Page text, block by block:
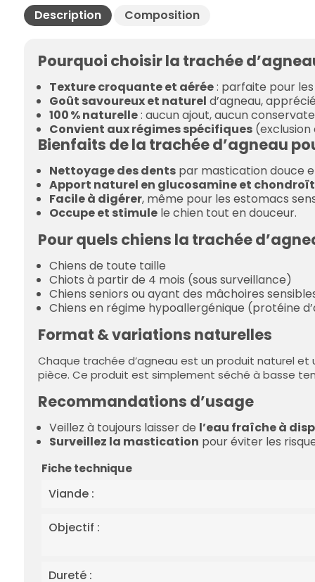
Description Composition
Pourquoi choisir la trachée
Texture croquante et aérée: parfaite pour
Goût savoureux et naturel d’agneau,
100 % naturelle: aucun ajout, aucun
Convient aux régimes spécifiques
Bienfaits de la trachée d’agneau
Nettoyage des dents par mastication douce
Apport naturel en glucosamine et
Facile à digérer, même pour les estomacs
Occupe et stimule le chien tout en douceur.
Pour quels chiens la trachée
Chiens de toute taille
Chiots à partir de 4 mois (sous surveillance)
Chiens seniors ou ayant des mâchoires
Chiens en régime hypoallergénique (protéine
Format & variations naturelles
Chaque trachée d’agneau est un produit naturel et
pièce. Ce produit est simplement séché à basse
Recommandations d’usage
Veillez à toujours laisser de l’eau fraîche à
Surveillez la mastication pour éviter les
Fiche technique
Viande :
Objectif :
Dureté :